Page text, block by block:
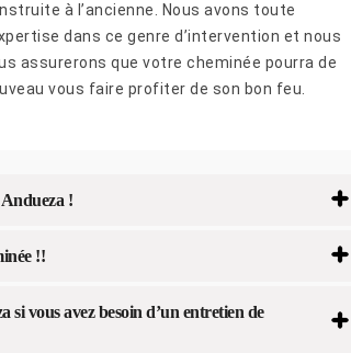
à l’ancienne. Nous avons toute
dans ce genre d’intervention et nous
assurerons que votre cheminée pourra de
vous faire profiter de son bon feu.
!
!!
si vous avez besoin d’un entretien de